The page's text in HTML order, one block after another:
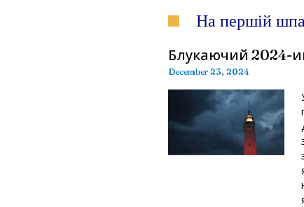
На першій
Блукаючий 2024-
December 23, 2024